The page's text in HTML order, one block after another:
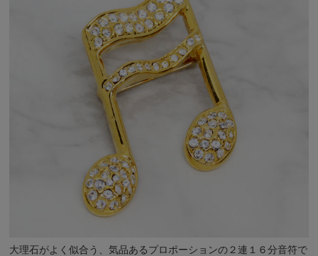
大理石がよく似合う、気品あるプロポーションの２連１６分音符で